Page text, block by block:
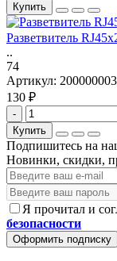
Купить
Разветвитель
..
74
Артикул:
130 ₽
-
Купить
Подпишитесь на
Новинки, скидки,
Я прочитал и
безопасности
Оформить подписку